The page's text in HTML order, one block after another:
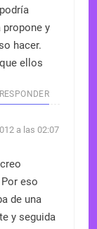
y
hacer.
ellos
RESPONDER
a las 02:07
eso
de una
y seguida